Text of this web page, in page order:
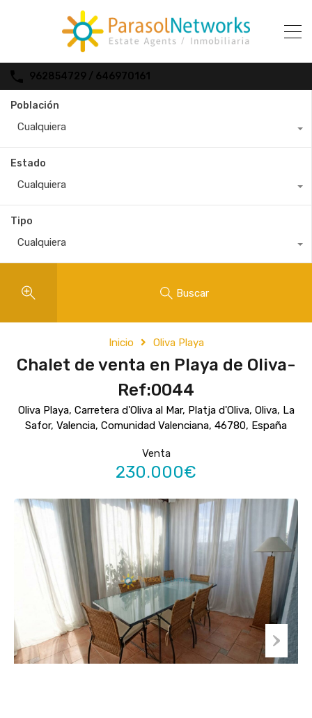
962854729 / 646970161
Población
Cualquiera
Estado
Cualquiera
Tipo
Cualquiera
Buscar
Inicio Oliva Playa
Chalet de venta en Playa de Oliva-
Ref:0044
Oliva Playa, Carretera d'Oliva al Mar, Platja d'Oliva, Oliva, La
Safor, Valencia, Comunidad Valenciana, 46780, España
Venta
230.000€